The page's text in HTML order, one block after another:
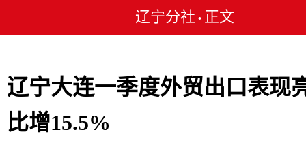
辽宁分社 • 正文
辽宁大连一季度外贸出口表现
比增15.5%